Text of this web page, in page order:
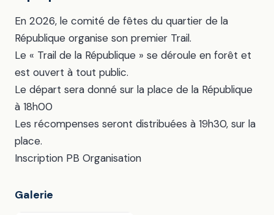
En 2026, le comité de fêtes du quartier de la
République organise son premier Trail.
Le « Trail de la République » se déroule en forêt et
est ouvert à tout public.
Le départ sera donné sur la place de la République
à 18h00
Les récompenses seront distribuées à 19h30, sur la
place.
Inscription PB Organisation
Galerie